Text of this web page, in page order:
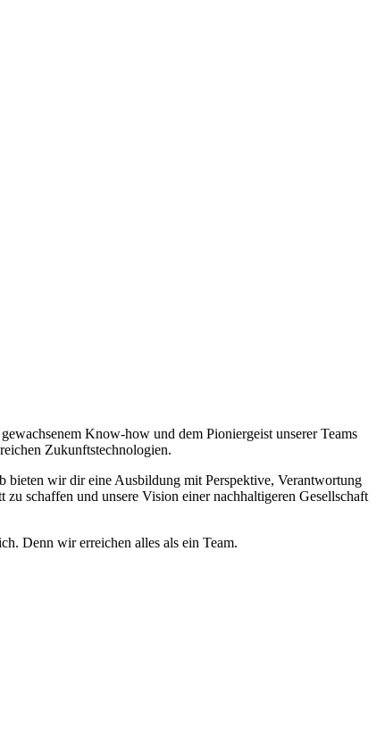
Know-how und dem Pioniergeist unserer Teams
Zukunftstechnologien.
bieten wir dir eine Ausbildung mit Perspektive, Verantwortung
schaffen und unsere Vision einer nachhaltigeren Gesellschaft
Denn wir erreichen alles als ein Team.